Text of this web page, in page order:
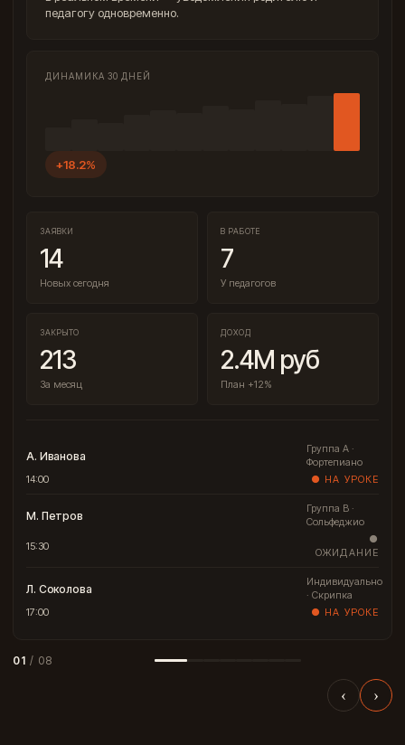
педагогу одновременно.
ДИНАМИКА 30 ДНЕЙ
+18.2%
ЗАЯВКИ
14
Новых сегодня
В РАБОТЕ
7
У педагогов
ЗАКРЫТО
213
За месяц
ДОХОД
2.4M руб
План +12%
А. Иванова
Группа A ·
Фортепиано
14:00
● НА УРОКЕ
М. Петров
Группа B ·
Сольфеджио
15:30
●
ОЖИДАНИЕ
Л. Соколова
Индивидуально
· Скрипка
17:00
● НА УРОКЕ
01 / 08
‹ ›